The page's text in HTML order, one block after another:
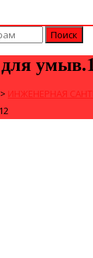
> ИНЖЕНЕРНАЯ